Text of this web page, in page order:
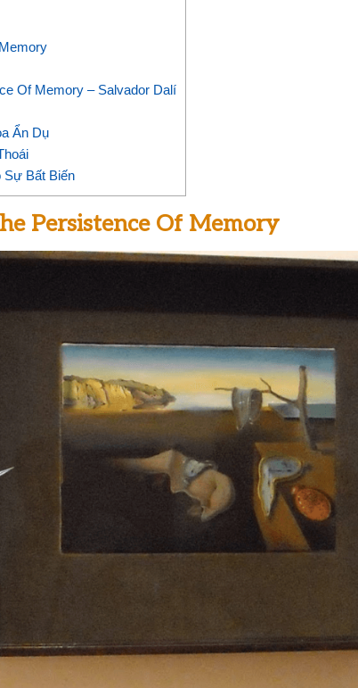
Of Memory – Salvador Dalí
Ẩn Dụ
Sự Bất Biến
Persistence Of Memory